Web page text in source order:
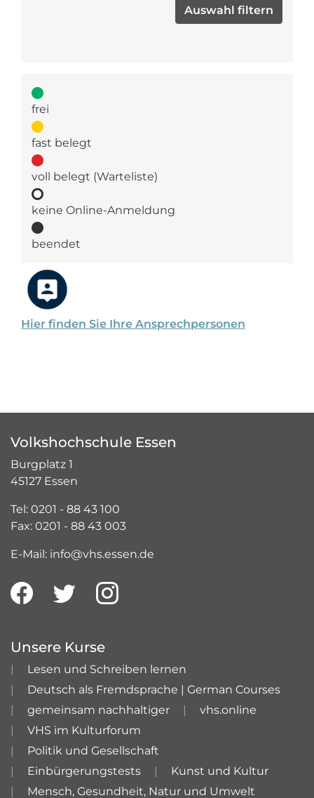
Hier finden Sie Ihre Ansprechpersonen
frei
fast belegt
voll belegt (Warteliste)
keine Online-Anmeldung
beendet
Volkshochschule Essen
Burgplatz 1
45127 Essen
Tel: 0201 - 88 43 100
Fax: 0201 - 88 43 003
E-Mail: info@vhs.essen.de
Unsere Kurse
Lesen und Schreiben lernen
Deutsch als Fremdsprache | German Courses
gemeinsam nachhaltiger
vhs.online
VHS im Kulturforum
Politik und Gesellschaft
Einbürgerungstests
Kunst und Kultur
Mensch, Gesundheit, Natur und Umwelt